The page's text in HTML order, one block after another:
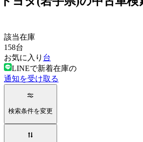
該当在庫
158台
お気に入り 台
LINEで新着在庫の
通知を受け取る
検索条件を変更